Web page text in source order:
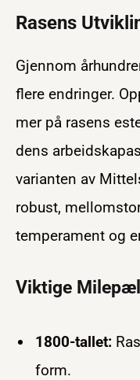
Rasens
Gjennom
flere endringer.
mer på rasens
dens
varianten av
robust,
temperament og
Viktige
1800-tallet:
form.